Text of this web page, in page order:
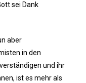
sei Dank
aber
in den
und ihr
ist es mehr als